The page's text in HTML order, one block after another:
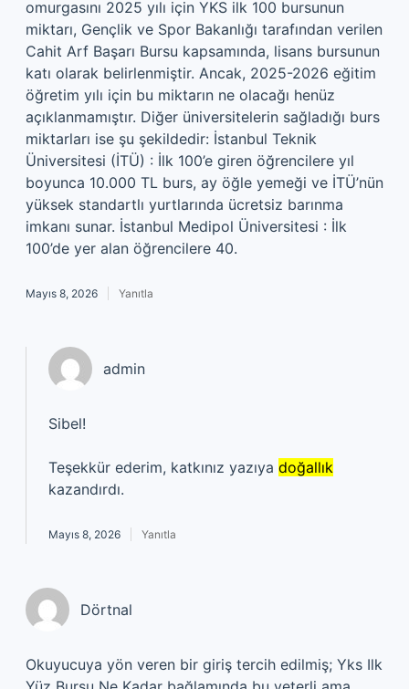
omurgasını 2025 yılı için YKS ilk 100 bursunun
miktarı, Gençlik ve Spor Bakanlığı tarafından verilen
Cahit Arf Başarı Bursu kapsamında, lisans bursunun
katı olarak belirlenmiştir. Ancak, 2025-2026 eğitim
öğretim yılı için bu miktarın ne olacağı henüz
açıklanmamıştır. Diğer üniversitelerin sağladığı burs
miktarları ise şu şekildedir: İstanbul Teknik
Üniversitesi (İTÜ) : İlk 100’e giren öğrencilere yıl
boyunca 10.000 TL burs, ay öğle yemeği ve İTÜ’nün
yüksek standartlı yurtlarında ücretsiz barınma
imkanı sunar. İstanbul Medipol Üniversitesi : İlk
100’de yer alan öğrencilere 40.
Mayıs 8, 2026 Yanıtla
admin
Sibel!
Teşekkür ederim, katkınız yazıya doğallık
kazandırdı.
Mayıs 8, 2026 Yanıtla
Dörtnal
Okuyucuya yön veren bir giriş tercih edilmiş; Yks Ilk